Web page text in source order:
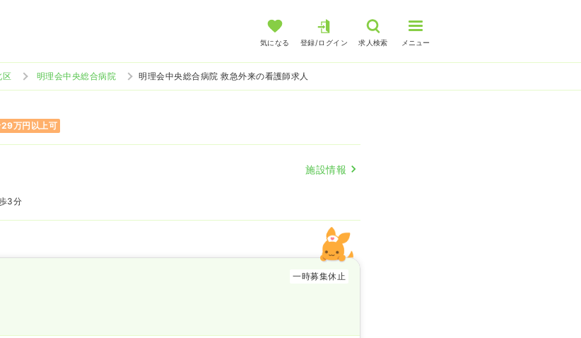
気になる 登録/ログイン 求人検索 メニュー
区 明理会中央総合病院 明理会中央総合病院 救急外来の看護師求人
29万円以上可
施設情報
3分
一時募集休止